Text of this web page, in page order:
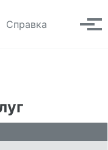
Справка Toggle